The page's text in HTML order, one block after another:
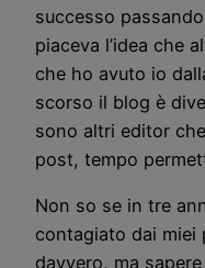
successo
piaceva l’idea che
che ho avuto io
scorso il blog è
sono altri editor
post, tempo
Non so se in tre
contagiato dai miei
davvero, ma